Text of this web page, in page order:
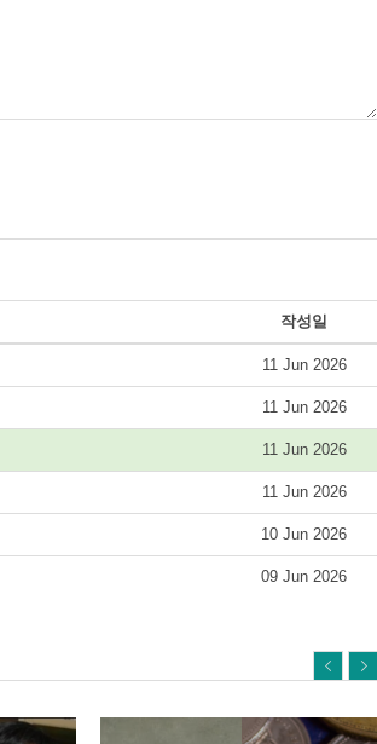
작성일
11 Jun 2026
11 Jun 2026
11 Jun 2026
11 Jun 2026
10 Jun 2026
09 Jun 2026